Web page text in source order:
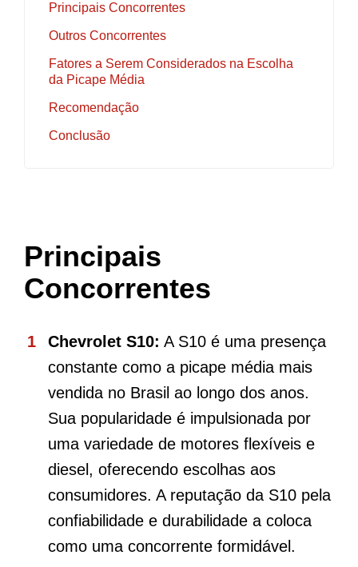
Principais Concorrentes
Outros Concorrentes
Fatores a Serem Considerados na Escolha
da Picape Média
Recomendação
Conclusão
Principais
Concorrentes
Chevrolet S10: A S10 é uma presença
constante como a picape média mais
vendida no Brasil ao longo dos anos.
Sua popularidade é impulsionada por
uma variedade de motores flexíveis e
diesel, oferecendo escolhas aos
consumidores. A reputação da S10 pela
confiabilidade e durabilidade a coloca
como uma concorrente formidável.